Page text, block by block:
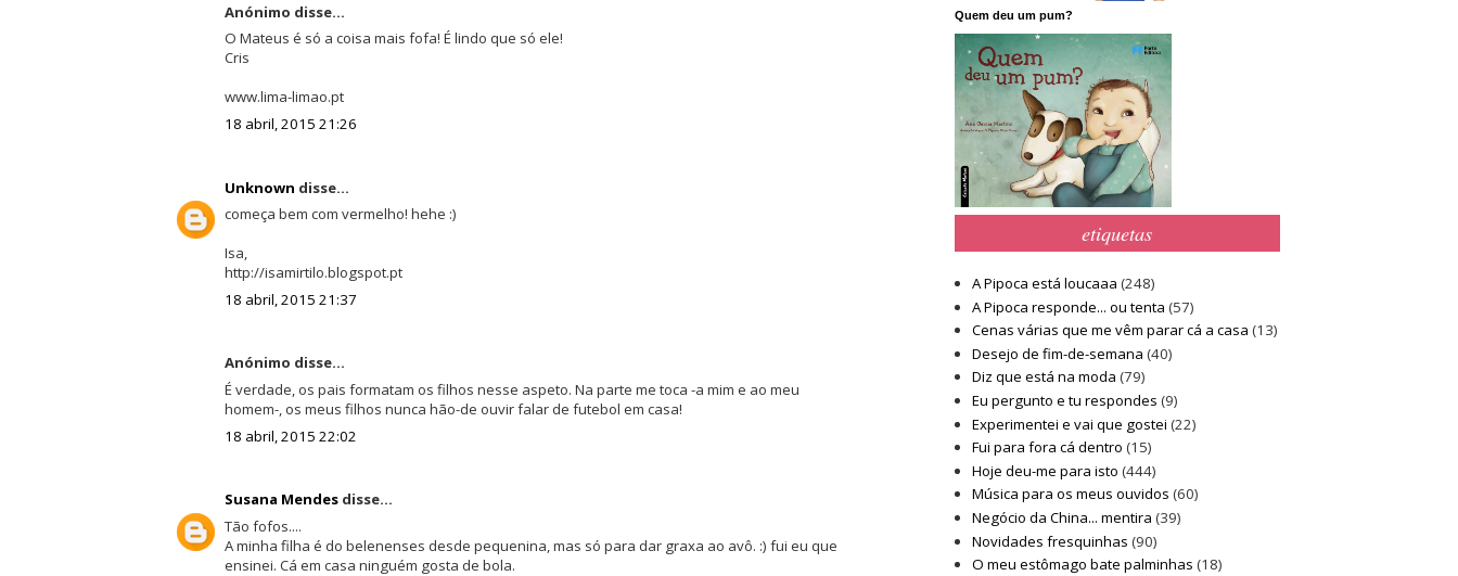
Anónimo disse...
O Mateus é só a coisa mais fofa! É lindo que só ele!
Cris
www.lima-limao.pt
18 abril, 2015 21:26
Unknown disse...
começa bem com vermelho! hehe :)
Isa,
http://isamirtilo.blogspot.pt
18 abril, 2015 21:37
Anónimo disse...
É verdade, os pais formatam os filhos nesse aspeto. Na parte me toca -a mim e ao meu
homem-, os meus filhos nunca hão-de ouvir falar de futebol em casa!
18 abril, 2015 22:02
Susana Mendesdisse...
Tão fofos....
A minha filha é do belenenses desde pequenina, mas só para dar graxa ao avô. :) fui eu que
ensinei. Cá em casa ninguém gosta de bola.
Quem deu um pum?
etiquetas
A Pipoca está loucaaa (248)
A Pipoca responde... ou tenta (57)
Cenas várias que me vêm parar cá a casa (13)
Desejo de fim-de-semana (40)
Diz que está na moda (79)
Eu pergunto e tu respondes (9)
Experimentei e vai que gostei (22)
Fui para fora cá dentro (15)
Hoje deu-me para isto (444)
Música para os meus ouvidos (60)
Negócio da China... mentira (39)
Novidades fresquinhas (90)
O meu estômago bate palminhas (18)